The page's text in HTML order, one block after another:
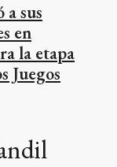
sus
en
la etapa
Juegos